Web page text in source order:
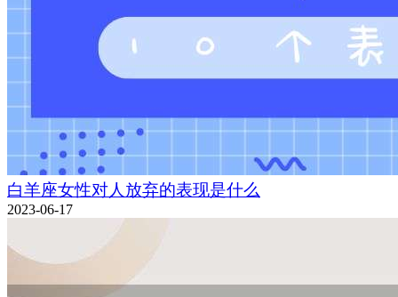
白羊座女性对人放弃的表现是什么
2023-06-17